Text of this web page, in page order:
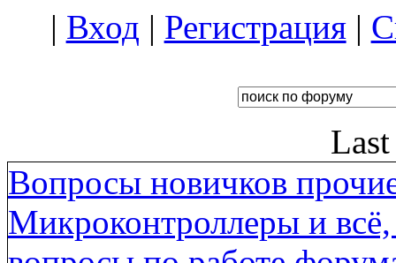
| Вход | Регистрация|
Вопросы новичков
Микроконтроллеры и